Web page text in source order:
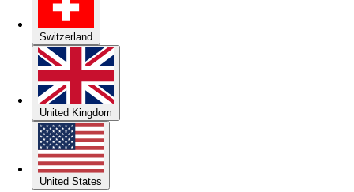
Switzerland
United Kingdom
United States